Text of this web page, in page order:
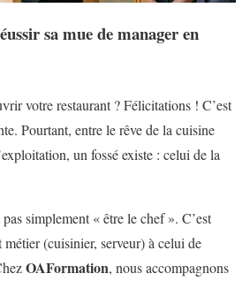
sa mue de manager en
votre restaurant ? Félicitations ! C’est
Pourtant, entre le rêve de la cuisine
un fossé existe : celui de la
simplement « être le chef ». C’est
métier (cuisinier, serveur) à celui de
OAFormation, nous accompagnons